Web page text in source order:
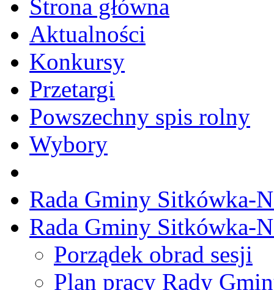
Strona główna
Aktualności
Konkursy
Przetargi
Powszechny spis rolny
Wybory
Rada Gminy Sitkówka-
Rada Gminy Sitkówka-
Porządek obrad sesji
Plan pracy Rady